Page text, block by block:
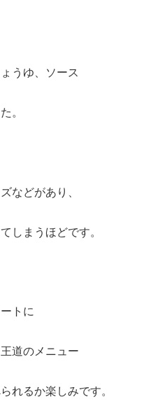
うゆ、ソース
。
などがあり、
しまうほどです。
トに
道のメニュー
れるか楽しみです。